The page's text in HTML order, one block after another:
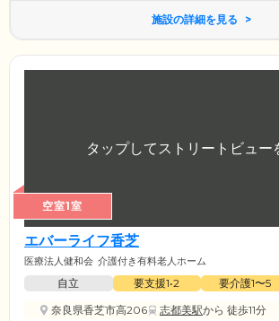
施設の詳細を見る
空室1室
エバーライフ香芝
医療法人健和会 介護付き有料老人ホーム
自立 要支援1•2 要介護1〜5
奈良県香芝市高206
志都美駅から 徒歩11分